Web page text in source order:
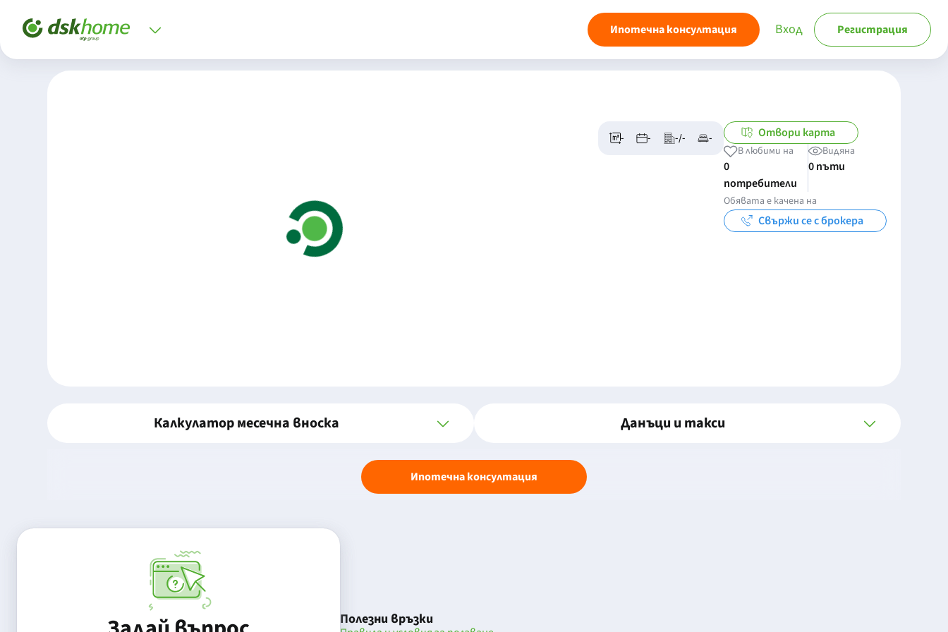
Ипотечна консултация Вход Регистрация
- - -/- - Отвори карта
В любими на
0
потребители
Видяна
0 пъти
Обявата е качена на
Свържи се с брокера
Калкулатор месечна вноска Данъци и такси
Ипотечна консултация
Полезни връзки